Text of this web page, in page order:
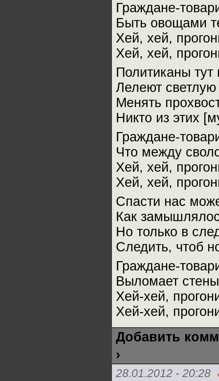
Граждане-
Быть овощами
Хей, хей,
Хей, хей,
Политиканы тут
Лелеют
Менять
Никто из этих
Граждане-
Что между
Хей, хей,
Хей, хей,
Спасти нас
Как
Но только в
Следить, чтоб
Граждане-
Выломает
Хей-хей,
Хей-хей,
Добавить
›
28.01.2012 - 20:28